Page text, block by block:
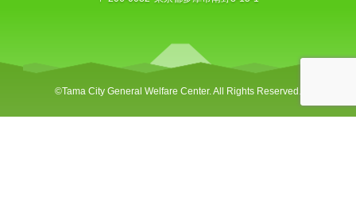
©︎Tama City General Welfare Center. All Rights Reserved.